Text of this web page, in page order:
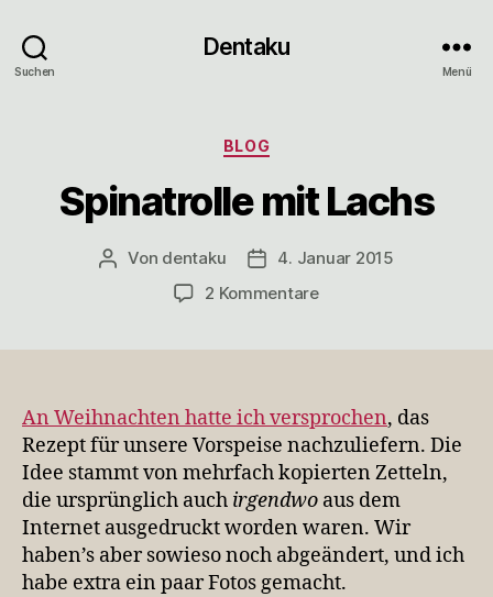
Suchen
Dentaku
Menü
Kategorien
BLOG
Spinatrolle mit Lachs
Beitragsautor
Von dentaku Veröffentlichungsdatum
4. Januar 2015
2 Kommentarezu
An Weihnachten hatte ich versprochen, das
Rezept für unsere Vorspeise nachzuliefern. Die
Idee stammt von mehrfach kopierten Zetteln,
die ursprünglich auch irgendwo aus dem
Internet ausgedruckt worden waren. Wir
haben’s aber sowieso noch abgeändert, und ich
habe extra ein paar Fotos gemacht.